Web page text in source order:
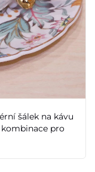
šálek na kávu
pro